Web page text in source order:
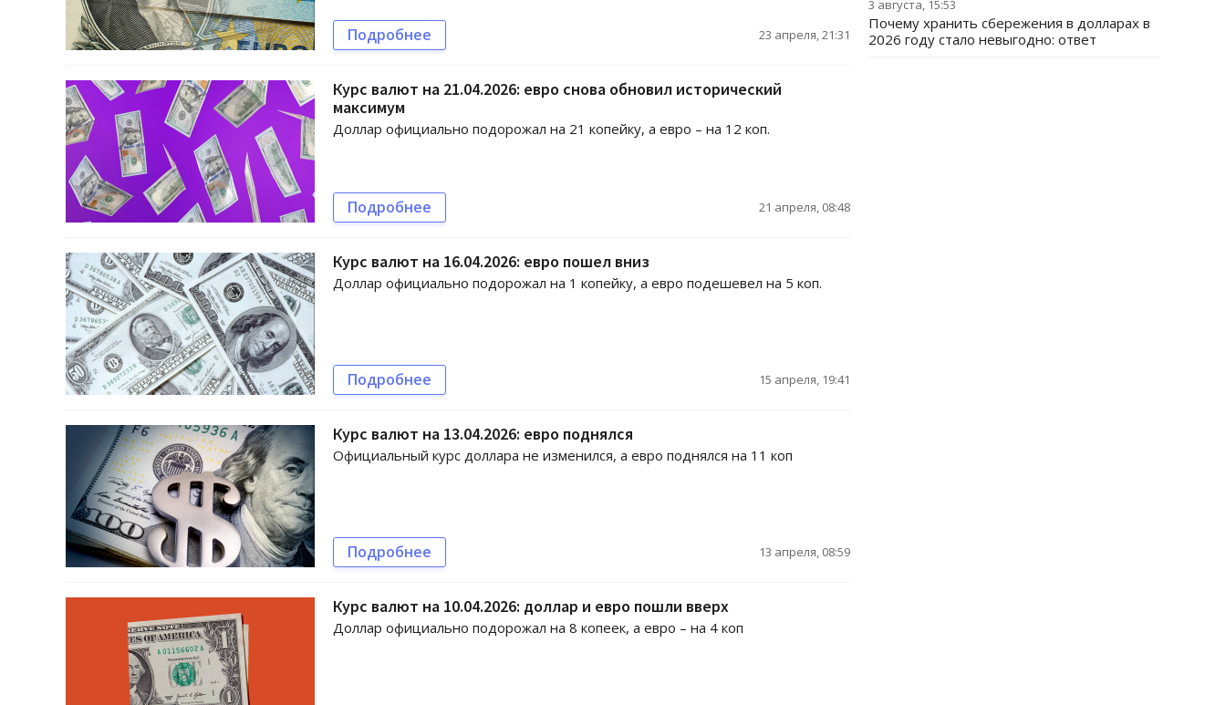
Подробнее 23 апреля, 21:31
Курс валют на 21.04.2026: евро снова обновил исторический
максимум
Доллар официально подорожал на 21 копейку, а евро – на 12 коп.
Подробнее 21 апреля, 08:48
Курс валют на 16.04.2026: евро пошел вниз
Доллар официально подорожал на 1 копейку, а евро подешевел на 5 коп.
Подробнее 15 апреля, 19:41
Курс валют на 13.04.2026: евро поднялся
Официальный курс доллара не изменился, а евро поднялся на 11 коп
Подробнее 13 апреля, 08:59
Курс валют на 10.04.2026: доллар и евро пошли вверх
Доллар официально подорожал на 8 копеек, а евро – на 4 коп
3 августа, 15:53
Почему хранить сбережения в долларах в
2026 году стало невыгодно: ответ